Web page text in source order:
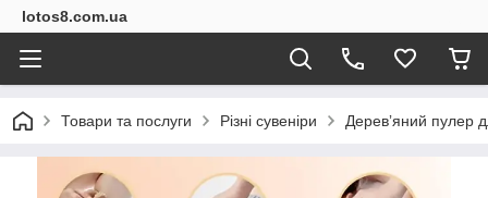
lotos8.com.ua
Товари та послуги Різні сувеніри Деревʼяний пулер